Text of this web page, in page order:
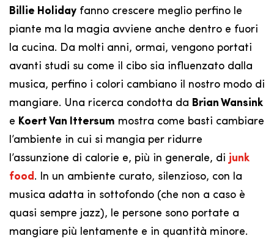
Billie Holiday fanno crescere meglio perfino le
piante ma la magia avviene anche dentro e fuori
la cucina. Da molti anni, ormai, vengono portati
avanti studi su come il cibo sia influenzato dalla
musica, perfino i colori cambiano il nostro modo di
mangiare. Una ricerca condotta da Brian Wansink
e Koert Van Ittersum mostra come basti cambiare
l’ambiente in cui si mangia per ridurre
l’assunzione di calorie e, più in generale, di junk
food. In un ambiente curato, silenzioso, con la
musica adatta in sottofondo (che non a caso è
quasi sempre jazz), le persone sono portate a
mangiare più lentamente e in quantità minore.